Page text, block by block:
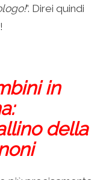
”. Direi quindi
in
della